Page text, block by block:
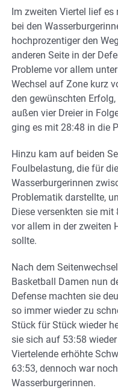
Im zweiten Viertel lief
bei den
hochprozentiger den
anderen Seite in der
Probleme vor allem
Wechsel auf Zone kurz
den gewünschten
außen vier Dreier in
ging es mit 28:48 in die
Hinzu kam auf beiden
Foulbelastung, die für
Wasserburgerinnen
Problematik darstellte,
Diese versenkten sie
vor allem in der zweiten
sollte.
Nach dem
Basketball Damen nun
Defense machten sie
so immer wieder zu
Stück für Stück wieder
sie sich auf 53:58
Viertelende erhöhte
63:53, dennoch war
Wasserburgerinnen.